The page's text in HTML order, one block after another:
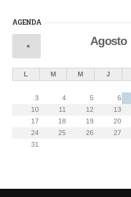
AGENDA
Agosto
«
L M M J
3
4 5 6
10
11 12 13
17
18 19 20
24
25 26 27
31